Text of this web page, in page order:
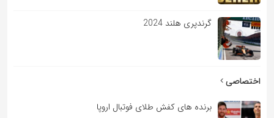
گرندپری هلند 2024
اختصاصی
برنده های کفش طلای فوتبال اروپا